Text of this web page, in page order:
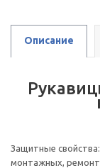
Описание
Защитные
монтажных,